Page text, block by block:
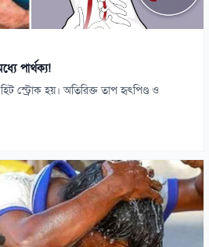
পার্থক্য!
স্ট্রোক হয়। অতিরিক্ত তাপ হৃৎপিণ্ড ও